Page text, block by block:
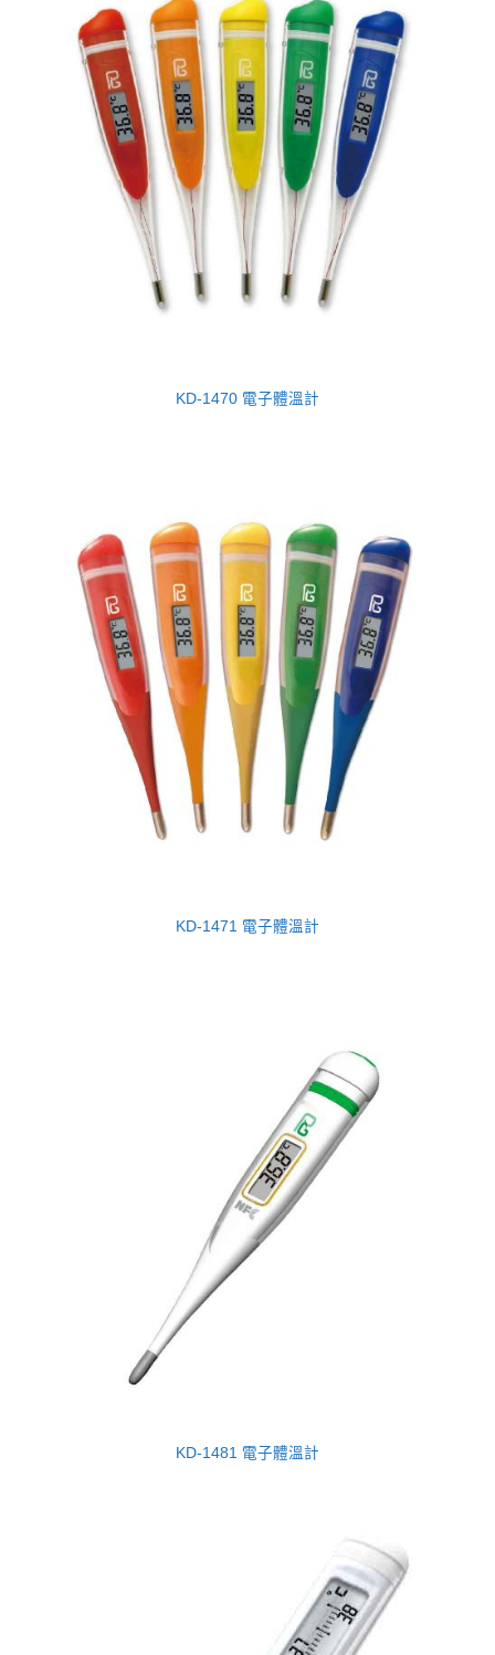
KD-1470 電子體溫計
KD-1471 電子體溫計
KD-1481 電子體溫計